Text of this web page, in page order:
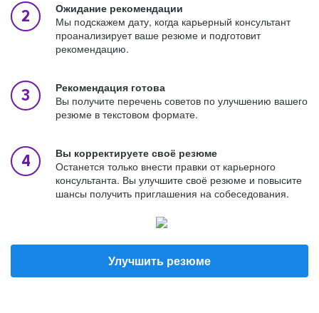
Ожидание рекомендации
Мы подскажем дату, когда карьерный консультант
проанализирует ваше резюме и подготовит
рекомендацию.
Рекомендация готова
Вы получите перечень советов по улучшению вашего
резюме в текстовом формате.
Вы корректируете своё резюме
Останется только внести правки от карьерного
консультанта. Вы улучшите своё резюме и повысите
шансы получить приглашения на собеседования.
Улучшить резюме